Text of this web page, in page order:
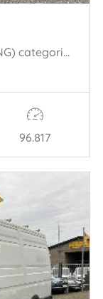
50C14G openlaadbak AARDGAS (CNG) categorie C rijbewijs, airco
96.817